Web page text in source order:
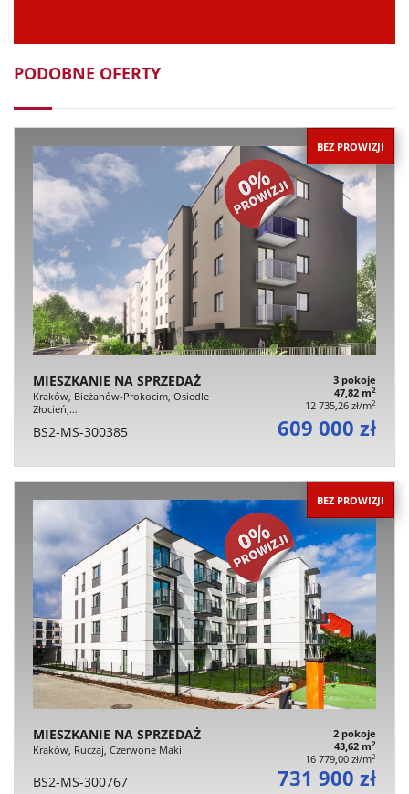
PODOBNE OFERTY
BEZ PROWIZJI
MIESZKANIE NA SPRZEDAŻ
Kraków, Bieżanów-Prokocim, Osiedle
Złocień,…
3 pokoje
47,82 m2
12 735,26 zł/m2
BS2-MS-300385 609 000 zł
BEZ PROWIZJI
MIESZKANIE NA SPRZEDAŻ
Kraków, Ruczaj, Czerwone Maki
2 pokoje
43,62 m2
16 779,00 zł/m2
BS2-MS-300767 731 900 zł